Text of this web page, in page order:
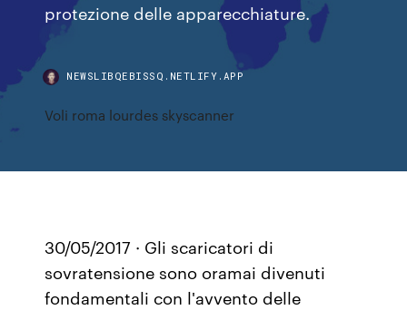
protezione delle apparecchiature.
NEWSLIBQEBISSQ.NETLIFY.APP
Voli roma lourdes skyscanner
30/05/2017 · Gli scaricatori di
sovratensione sono oramai divenuti
fondamentali con l'avvento delle